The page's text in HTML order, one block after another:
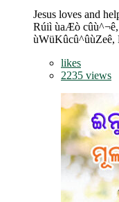
Jesus loves and
Rúiì ùaÆò cûù^¬ê,
likes
2235 views